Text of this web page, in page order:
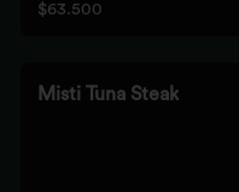
$63.500
Misti Tuna Steak